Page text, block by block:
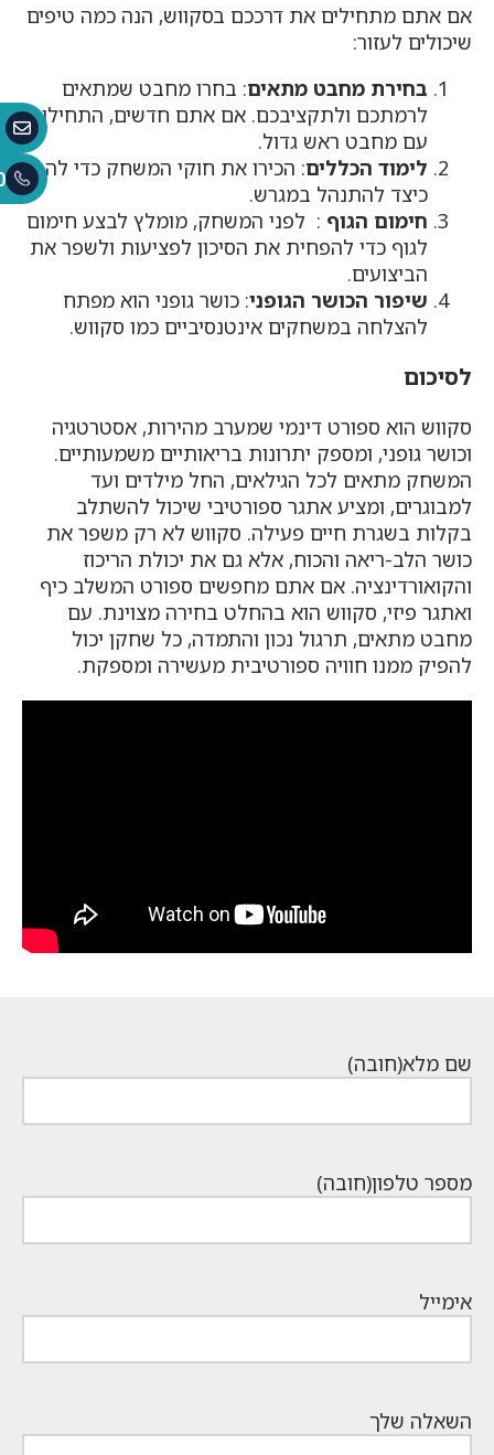
אם אתם מתחילים את דרככם בסקווש, הנה כמה טיפים
שיכולים לעזור:
בחירת מחבט מתאים: בחרו מחבט שמתאים
לרמתכם ולתקציבכם. אם אתם חדשים, התחילו
עם מחבט ראש גדול.
לימוד הכללים: הכירו את חוקי המשחק כדי להבין
כיצד להתנהל במגרש.
חימום הגוף : לפני המשחק, מומלץ לבצע חימום
לגוף כדי להפחית את הסיכון לפציעות ולשפר את
הביצועים.
שיפור הכושר הגופני: כושר גופני הוא מפתח
להצלחה במשחקים אינטנסיביים כמו סקווש.
לסיכום
סקווש הוא ספורט דינמי שמערב מהירות, אסטרטגיה
וכושר גופני, ומספק יתרונות בריאותיים משמעותיים.
המשחק מתאים לכל הגילאים, החל מילדים ועד
למבוגרים, ומציע אתגר ספורטיבי שיכול להשתלב
בקלות בשגרת חיים פעילה. סקווש לא רק משפר את
כושר הלב-ריאה והכוח, אלא גם את יכולת הריכוז
והקואורדינציה. אם אתם מחפשים ספורט המשלב כיף
ואתגר פיזי, סקווש הוא בהחלט בחירה מצוינת. עם
מחבט מתאים, תרגול נכון והתמדה, כל שחקן יכול
להפיק ממנו חוויה ספורטיבית מעשירה ומספקת.
שם מלא(חובה)
מספר טלפון(חובה)
אימייל
השאלה שלך